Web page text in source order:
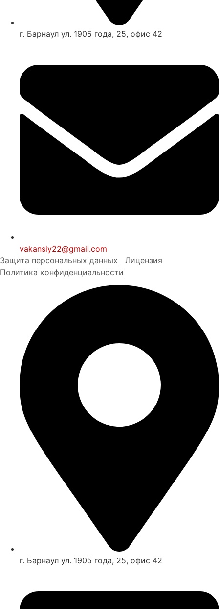
г. Барнаул ул. 1905 года, 25, офис 42
vakansiy22@gmail.com
Защита персональных данных
Лицензия
Политика конфиденциальности
г. Барнаул ул. 1905 года, 25, офис 42